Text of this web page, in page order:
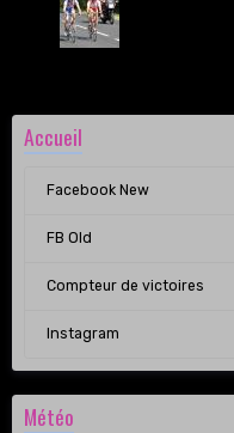
Accueil
Facebook New
FB Old
Compteur de victoires
Instagram
Météo